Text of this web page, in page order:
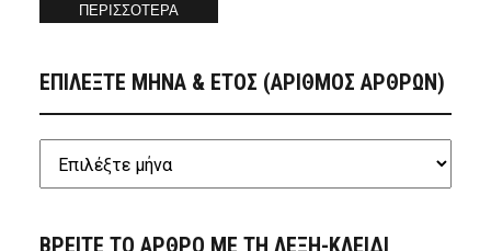
ΠΕΡΙΣΣΟΤΕΡΑ
ΕΠΙΛΕΞΤΕ ΜΗΝΑ & ΕΤΟΣ (ΑΡΙΘΜΟΣ ΑΡΘΡΩΝ)
ΒΡΕΙΤΕ ΤΟ ΑΡΘΡΟ ΜΕ ΤΗ ΛΕΞΗ-ΚΛΕΙΔΙ